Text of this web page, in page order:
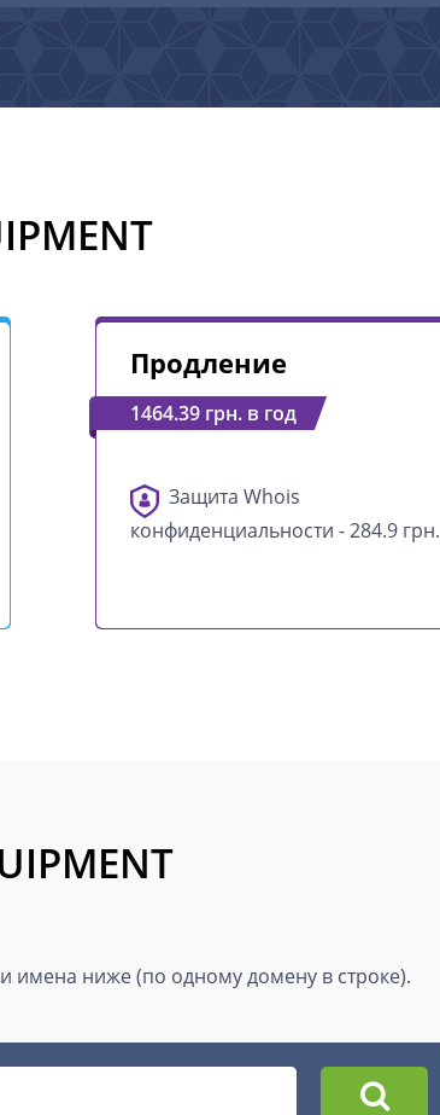
Продление
1464.39 грн. в год
Защита Whois
конфиденциальности - 284.9 грн.
имена ниже (по одному домену в строке).